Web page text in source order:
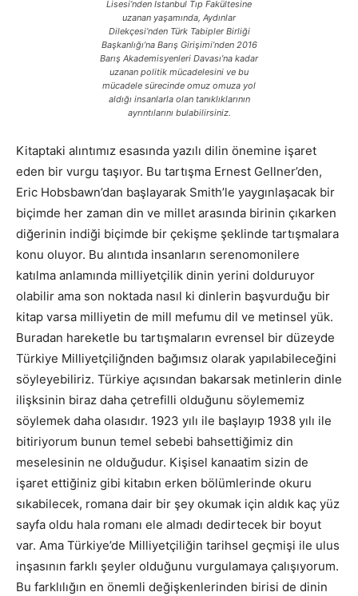
Lisesi’nden İstanbul Tıp Fakültesine
uzanan yaşamında, Aydınlar
Dilekçesi’nden Türk Tabipler Birliği
Başkanlığı’na Barış Girişimi’nden 2016
Barış Akademisyenleri Davası’na kadar
uzanan politik mücadelesini ve bu
mücadele sürecinde omuz omuza yol
aldığı insanlarla olan tanıklıklarının
ayrıntılarını bulabilirsiniz.
Kitaptaki alıntımız esasında yazılı dilin önemine işaret
eden bir vurgu taşıyor. Bu tartışma Ernest Gellner’den,
Eric Hobsbawn’dan başlayarak Smith’le yaygınlaşacak bir
biçimde her zaman din ve millet arasında birinin çıkarken
diğerinin indiği biçimde bir çekişme şeklinde tartışmalara
konu oluyor. Bu alıntıda insanların serenomonilere
katılma anlamında milliyetçilik dinin yerini dolduruyor
olabilir ama son noktada nasıl ki dinlerin başvurduğu bir
kitap varsa milliyetin de mill mefumu dil ve metinsel yük.
Buradan hareketle bu tartışmaların evrensel bir düzeyde
Türkiye Milliyetçiliğnden bağımsız olarak yapılabileceğini
söyleyebiliriz. Türkiye açısından bakarsak metinlerin dinle
ilişksinin biraz daha çetrefilli olduğunu söylememiz
söylemek daha olasıdır. 1923 yılı ile başlayıp 1938 yılı ile
bitiriyorum bunun temel sebebi bahsettiğimiz din
meselesinin ne olduğudur. Kişisel kanaatim sizin de
işaret ettiğiniz gibi kitabın erken bölümlerinde okuru
sıkabilecek, romana dair bir şey okumak için aldık kaç yüz
sayfa oldu hala romanı ele almadı dedirtecek bir boyut
var. Ama Türkiye’de Milliyetçiliğin tarihsel geçmişi ile ulus
inşasının farklı şeyler olduğunu vurgulamaya çalışıyorum.
Bu farklılığın en önemli değişkenlerinden birisi de dinin